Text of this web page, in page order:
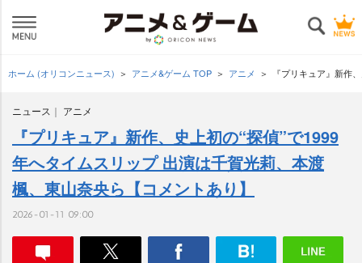
ホーム (オリコンニュース) アニメ&ゲーム TOP アニメ 『プリキュア』新作
ニュース アニメ
『プリキュア』新作、史上初の“探偵”で1999
年へタイムスリップ 出演は千賀光莉、本渡
楓、東山奈央ら【コメントあり】
2026-01-11 09:00